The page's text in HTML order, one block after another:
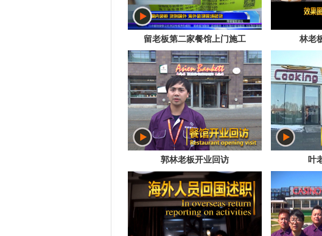
留老板第二家餐馆上门施工 林老
郭林老板开业回访 叶